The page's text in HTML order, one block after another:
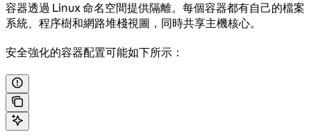
容器透過 Linux 命名空間提供隔離。每個容器都有自己的檔案
系統、程序樹和網路堆棧視圖，同時共享主機核心。
安全強化的容器配置可能如下所示：